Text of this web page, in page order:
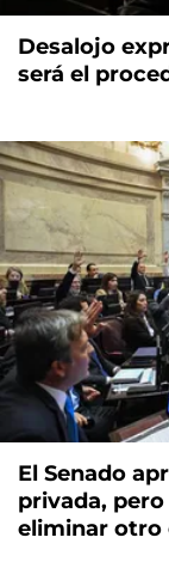
Desalojo
será el
El Senado
privada,
eliminar otro